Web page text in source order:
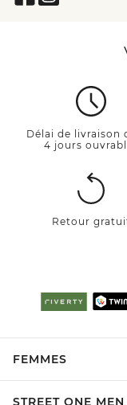
Délai de livraison
4 jours
Retour
FEMMES
STREET ONE MEN